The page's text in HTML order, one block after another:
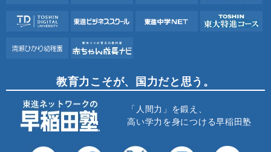
教育力こそが、国力だと思う。
「人間力」を鍛え、
高い学力を身につける早稲田塾